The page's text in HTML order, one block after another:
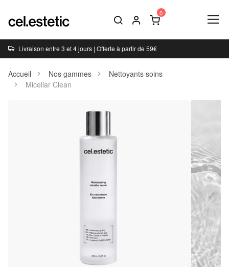
Livraison entre 3 et 4 jours | Offerte à partir de 59€
Accueil Nos gammes
Nettoyants soins
Micellar Clean